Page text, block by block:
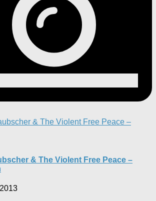
& The Violent Free Peace –